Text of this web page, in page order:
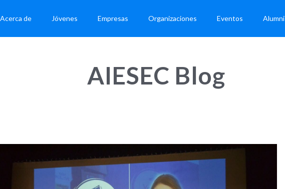
Acerca de Jóvenes Empresas Organizaciones Eventos Alumni
AIESEC Blog